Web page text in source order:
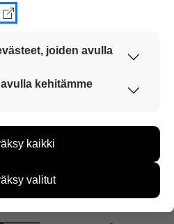
auttaa.
järjestöt
joiden avulla
käytössä, jotta
sujuvasti ja turvallisesti.
kehitämme
paremmin
sivuja käytetään ja
kuitenkaan kerää
kaikki
valitut